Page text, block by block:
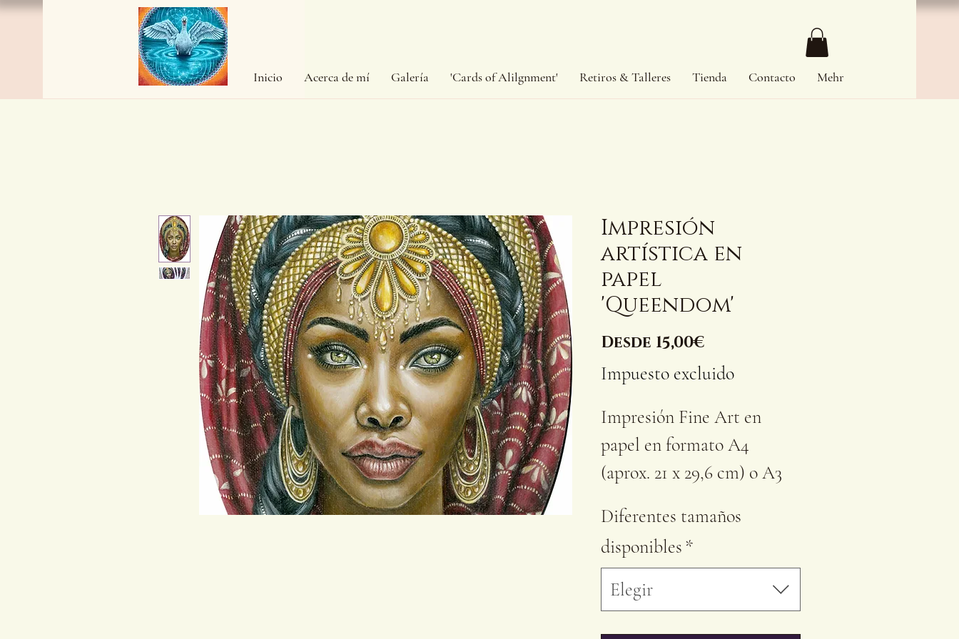
Inicio Acerca de mí Galería 'Cards of Alilgnment' Retiros & Talleres Tienda Contacto Mehr
Impresión
artística en
papel
'Queendom'
Desde 15,00€Precio
de
oferta
Impuesto excluido
Impresión Fine Art en
papel en formato A4
(aprox. 21 x 29,6 cm) o A3
papel de 200 g o 250 g.
Cada impresión tiene un
margen blanco de al menos
1,5 cm alrededor de la
Diferentes tamaños
disponibles*
Elegir